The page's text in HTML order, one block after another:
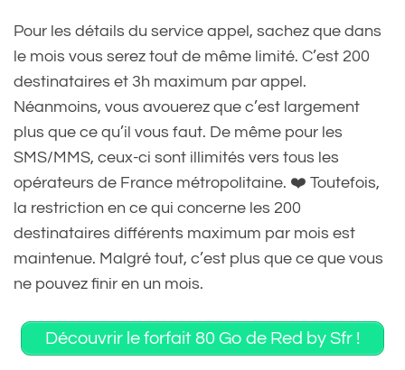
Pour les détails du service appel, sachez que dans
le mois vous serez tout de même limité. C’est 200
destinataires et 3h maximum par appel.
Néanmoins, vous avouerez que c’est largement
plus que ce qu’il vous faut. De même pour les
SMS/MMS, ceux-ci sont illimités vers tous les
opérateurs de France métropolitaine. ❤️ Toutefois,
la restriction en ce qui concerne les 200
destinataires différents maximum par mois est
maintenue. Malgré tout, c’est plus que ce que vous
ne pouvez finir en un mois.
Découvrir le forfait 80 Go de Red by Sfr !